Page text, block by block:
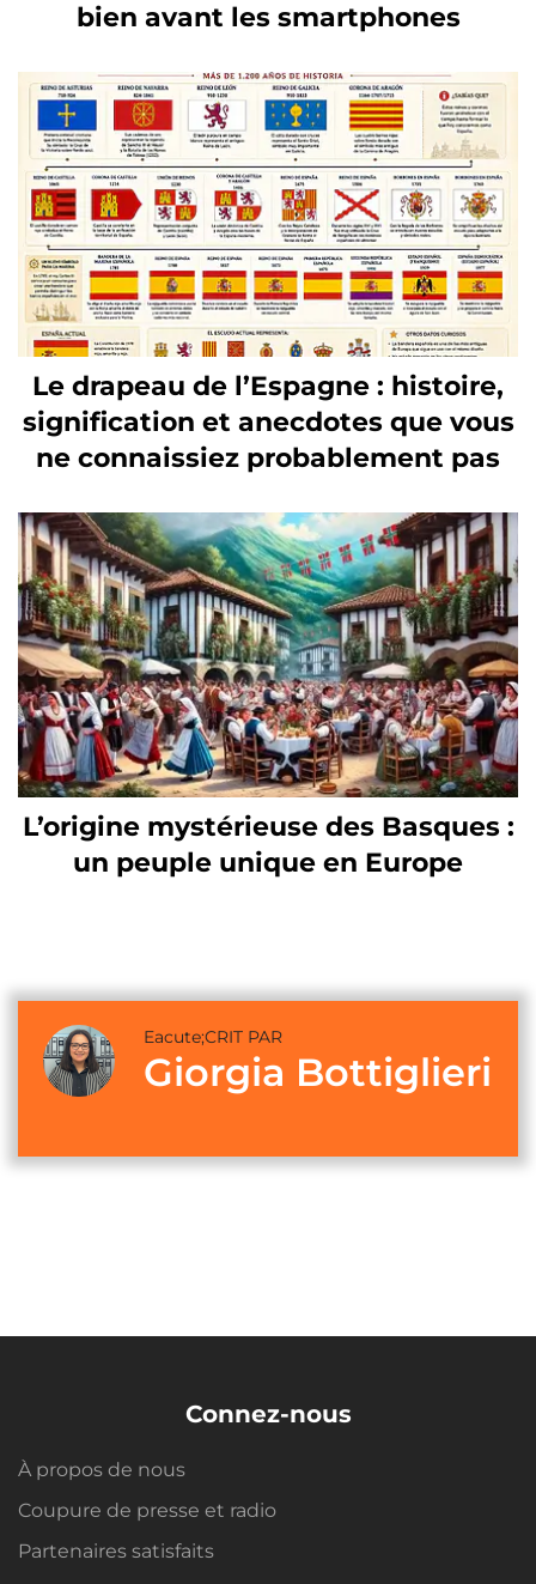
bien avant les smartphones
Le drapeau de l’Espagne : histoire,
signification et anecdotes que vous
ne connaissiez probablement pas
L’origine mystérieuse des Basques :
un peuple unique en Europe
Eacute;CRIT PAR
Giorgia Bottiglieri
Connez-nous
À propos de nous
Coupure de presse et radio
Partenaires satisfaits